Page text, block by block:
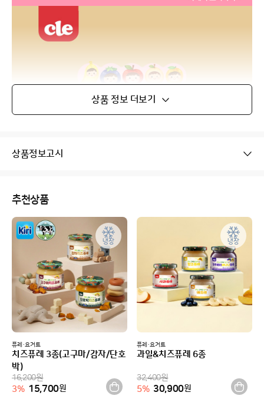
상품 정보 더보기
상품정보고시
추천상품
냉장
퓨레·요거트
치즈퓨레 3종(고구마/감자/단호
박)
16,200원
3% 15,700원
냉장
퓨레·요거트
과일&치즈퓨레 6종
32,400원
5% 30,900원